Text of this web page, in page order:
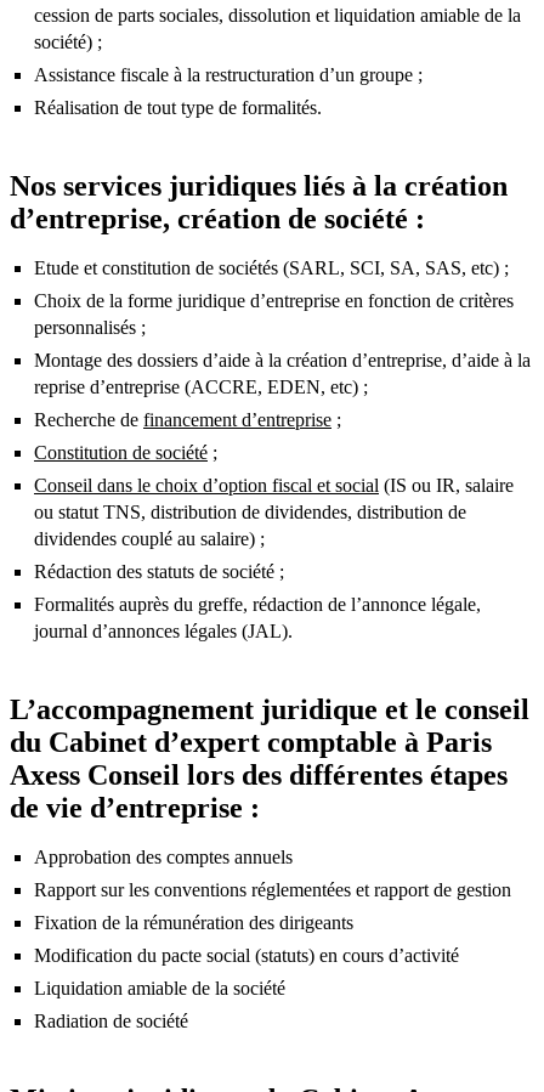
cession de parts sociales, dissolution et liquidation amiable de la
société) ;
Assistance fiscale à la restructuration d’un groupe ;
Réalisation de tout type de formalités.
Nos services juridiques liés à la création
d’entreprise, création de société :
Etude et constitution de sociétés (SARL, SCI, SA, SAS, etc) ;
Choix de la forme juridique d’entreprise en fonction de critères
personnalisés ;
Montage des dossiers d’aide à la création d’entreprise, d’aide à la
reprise d’entreprise (ACCRE, EDEN, etc) ;
Recherche de financement d’entreprise ;
Constitution de société ;
Conseil dans le choix d’option fiscal et social (IS ou IR, salaire
ou statut TNS, distribution de dividendes, distribution de
dividendes couplé au salaire) ;
Rédaction des statuts de société ;
Formalités auprès du greffe, rédaction de l’annonce légale,
journal d’annonces légales (JAL).
L’accompagnement juridique et le conseil
du Cabinet d’expert comptable à Paris
Axess Conseil lors des différentes étapes
de vie d’entreprise :
Approbation des comptes annuels
Rapport sur les conventions réglementées et rapport de gestion
Fixation de la rémunération des dirigeants
Modification du pacte social (statuts) en cours d’activité
Liquidation amiable de la société
Radiation de société